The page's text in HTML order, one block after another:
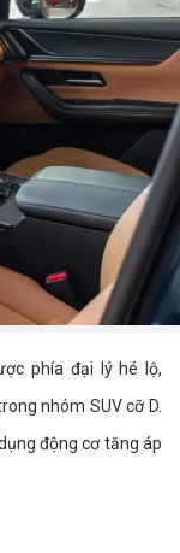
phía đại lý hé lộ,
nhóm SUV cỡ D.
động cơ tăng áp